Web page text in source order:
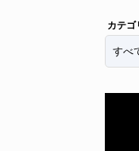
カテゴ